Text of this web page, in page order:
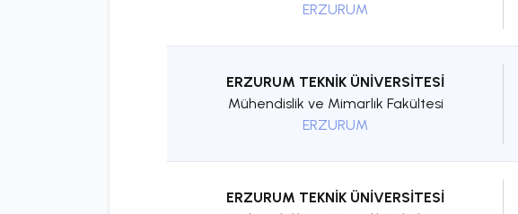
ERZURUM
ERZURUM TEKNİK ÜNİVERSİTESİ
Mühendislik ve Mimarlık Fakültesi
ERZURUM
ERZURUM TEKNİK ÜNİVERSİTESİ